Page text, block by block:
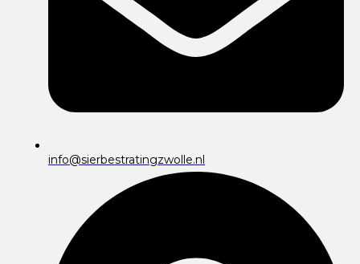
info@sierbestratingzwolle.nl